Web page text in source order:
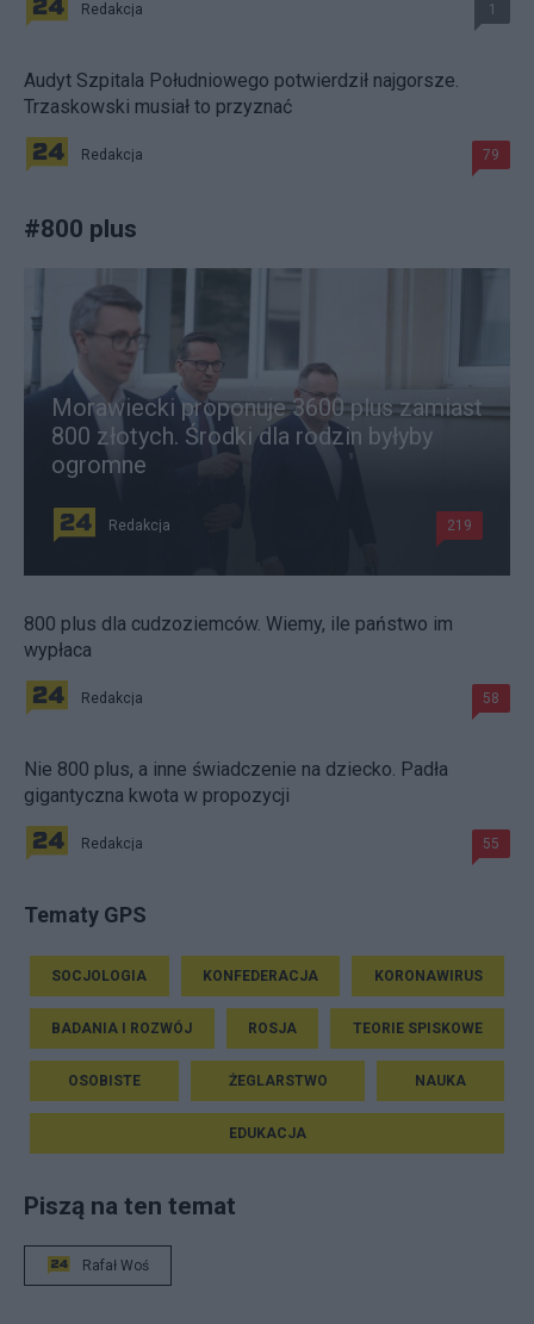
Redakcja 1
Audyt Szpitala Południowego potwierdził najgorsze.
Trzaskowski musiał to przyznać
Redakcja 79
#800 plus
Morawiecki proponuje 3600 plus zamiast
800 złotych. Środki dla rodzin byłyby
ogromne
Redakcja 219
800 plus dla cudzoziemców. Wiemy, ile państwo im
wypłaca
Redakcja 58
Nie 800 plus, a inne świadczenie na dziecko. Padła
gigantyczna kwota w propozycji
Redakcja 55
Tematy GPS
SOCJOLOGIA KONFEDERACJA KORONAWIRUS
BADANIA I ROZWÓJ ROSJA TEORIE SPISKOWE
OSOBISTE ŻEGLARSTWO NAUKA
EDUKACJA
Piszą na ten temat
Rafał Woś